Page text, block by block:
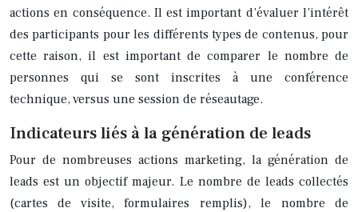
actions en conséquence. Il est important d’évaluer l’intérêt
des participants pour les différents types de contenus, pour
cette raison, il est important de comparer le nombre de
personnes qui se sont inscrites à une conférence
technique, versus une session de réseautage.
Indicateurs liés à la génération de leads
Pour de nombreuses actions marketing, la génération de
leads est un objectif majeur. Le nombre de leads collectés
(cartes de visite, formulaires remplis), le nombre de